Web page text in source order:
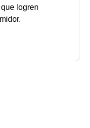
logren